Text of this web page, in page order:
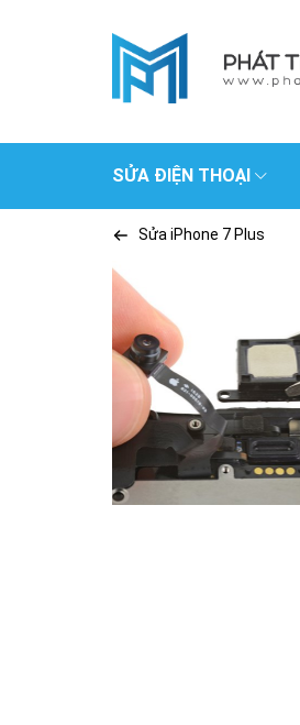
SỬA ĐIỆN THOẠI
Sửa iPhone 7 Plus